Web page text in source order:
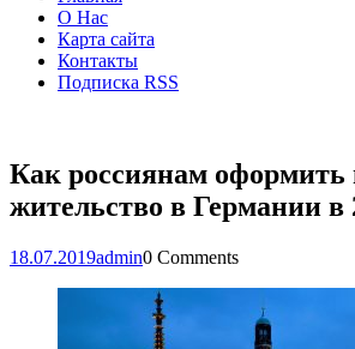
О Нас
Карта сайта
Контакты
Подписка RSS
Как россиянам оформить
жительство в Германии в
18.07.2019admin0 Comments